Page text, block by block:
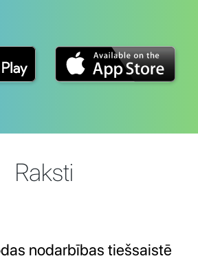
Raksti
nodarbības tiešsaistē